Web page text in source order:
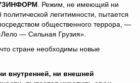
. Режим, не имеющий ни
легитимности, пытается
общественного террора, —
— Сильная Грузия».
стране необходимы новые
внутренней, ни внешней